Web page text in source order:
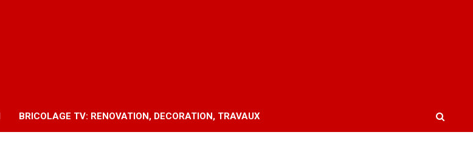
BRICOLAGE TV: RENOVATION, DECORATION, TRAVAUX